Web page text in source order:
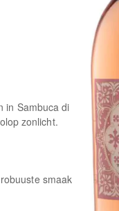
in Sambuca di
zonlicht.
smaak